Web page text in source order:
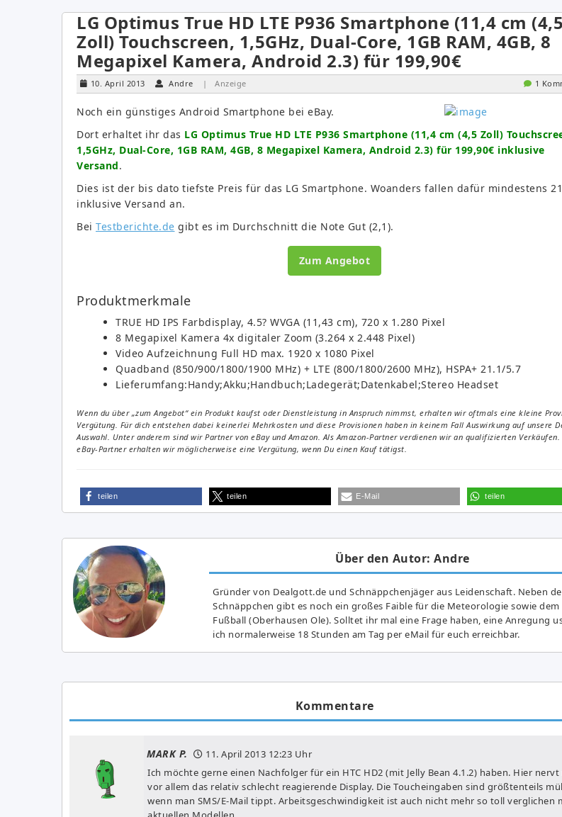
LG Optimus True HD LTE P936 Smartphone (11,4 cm (4,5
Zoll) Touchscreen, 1,5GHz, Dual-Core, 1GB RAM, 4GB, 8
Megapixel Kamera, Android 2.3) für 199,90€
10. April 2013 Andre | Anzeige 1
Noch ein günstiges Android Smartphone bei eBay.
Dort erhaltet ihr das LG Optimus True HD LTE P936 Smartphone (11,4 cm (4,5 Zoll)
1,5GHz, Dual-Core, 1GB RAM, 4GB, 8 Megapixel Kamera, Android 2.3) für 199,90€ inklusive
Versand.
Dies ist der bis dato tiefste Preis für das LG Smartphone. Woanders fallen dafür mindestens
inklusive Versand an.
Bei Testberichte.de gibt es im Durchschnitt die Note Gut (2,1).
Zum Angebot
Produktmerkmale
TRUE HD IPS Farbdisplay, 4.5? WVGA (11,43 cm), 720 x 1.280 Pixel
8 Megapixel Kamera 4x digitaler Zoom (3.264 x 2.448 Pixel)
Video Aufzeichnung Full HD max. 1920 x 1080 Pixel
Quadband (850/900/1800/1900 MHz) + LTE (800/1800/2600 MHz), HSPA+ 21.1/5.7
Lieferumfang:Handy;Akku;Handbuch;Ladegerät;Datenkabel;Stereo Headset
Wenn du über „zum Angebot“ ein Produkt kaufst oder Dienstleistung in Anspruch nimmst, erhalten wir oftmals eine kleine
Vergütung. Für dich entstehen dabei keinerlei Mehrkosten und diese Provisionen haben in keinem Fall Auswirkung auf unsere
Auswahl. Unter anderem sind wir Partner von eBay und Amazon. Als Amazon-Partner verdienen wir an qualifizierten Verkäufen.
eBay-Partner erhalten wir möglicherweise eine Vergütung, wenn Du einen Kauf tätigst.
teilen teilen E-Mail teilen
Über den Autor: Andre
Gründer von Dealgott.de und Schnäppchenjäger aus Leidenschaft. Neben
Schnäppchen gibt es noch ein großes Fai­ble für die Meteorologie sowie dem
Fußball (Oberhausen Ole). Solltet ihr mal eine Frage haben, eine Anregung
ich normalerweise 18 Stunden am Tag per eMail für euch erreichbar.
Kommentare
MARK P. 11. April 2013 12:23 Uhr
Ich möchte gerne einen Nachfolger für ein HTC HD2 (mit Jelly Bean 4.1.2) haben. Hier nervt
vor allem das relativ schlecht reagierende Display. Die Toucheingaben sind größtenteils
wenn man SMS/E-Mail tippt. Arbeitsgeschwindigkeit ist auch nicht mehr so toll verglichen